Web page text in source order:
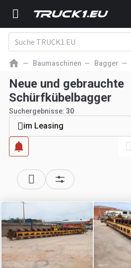
Baumaschinen Bagger
Neue und gebrauchte
Schürfkübelbagger
Suchergebnisse: 30
im Leasing